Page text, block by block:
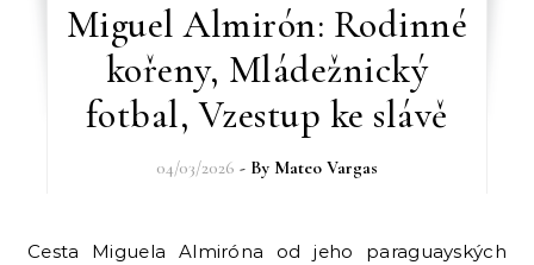
Miguel Almirón: Rodinné
kořeny, Mládežnický
fotbal, Vzestup ke slávě
04/03/2026 - By Mateo Vargas
Cesta Miguela Almiróna od jeho paraguayských